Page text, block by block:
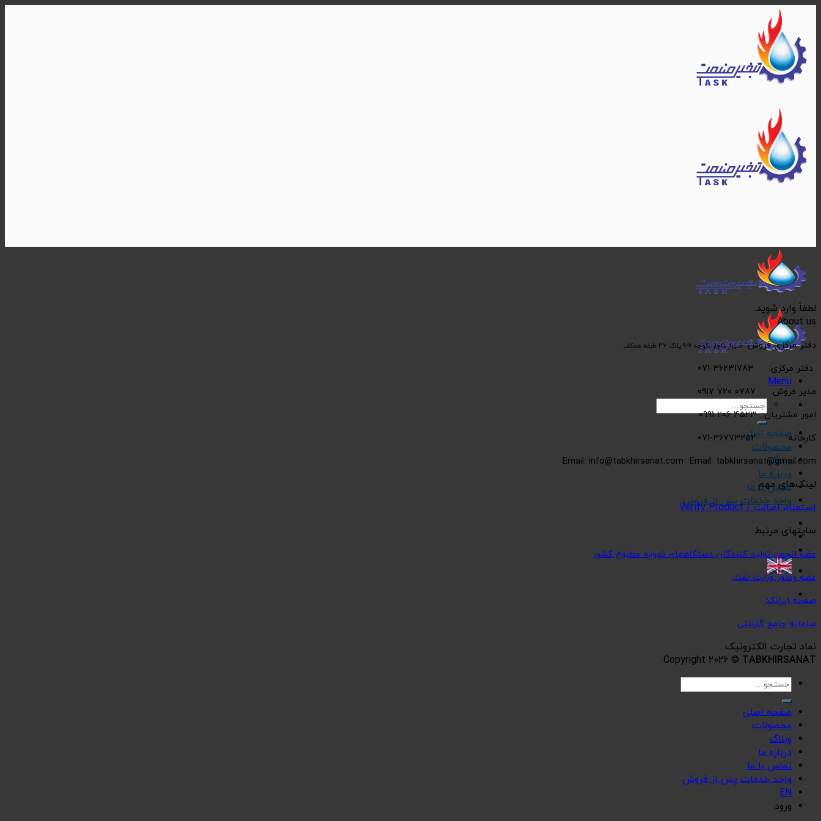
content
Menu
جستجو
برای:
صفحه اصلی
محصولات
وبلاگ
درباره ما
تماس با ما
واحد خدمات پس از فروش
لطفاً وارد شوید.
About us
دفتر مرکزی فروش:شیراز،تاچارا،کوچه 9/6 پلاک 47 طبقه همکف
دفتر مرکزی: 36231783-071
مدیر فروش: 0787 720 0917
امور مشتریان: 4523 206 0991
کارخانه: 36773252-071
Email: info@tabkhirsanat.com Email: tabkhirsanat@gmail.com
لینک‌های مهم
استعلام اصالت / Verify Product
سایتهای مرتبط
عضو انجمن تولید کنندگان دستگاههای تهویه مطبوع کشور
عضو وندور وزارت نفت
صفحه ایرانکد
سامانه جامع گارانتی
نماد تجارت الکترونیک
Copyright 2026 © TABKHIRSANAT
جستجو
برای:
صفحه اصلی
محصولات
وبلاگ
درباره ما
تماس با ما
واحد خدمات پس از فروش
EN
ورود